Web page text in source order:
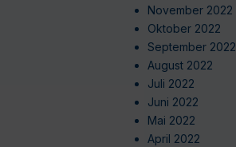
November 2022
Oktober 2022
September 2022
August 2022
Juli 2022
Juni 2022
Mai 2022
April 2022